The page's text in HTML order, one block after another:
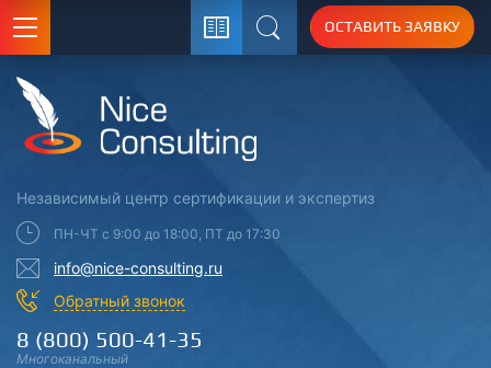
Поиск
ОСТАВИТЬ ЗАЯВКУ
Независимый центр сертификации и экспертиз
ПН-ЧТ с 9:00 до 18:00, ПТ до 17:30
info@nice-consulting.ru
Обратный звонок
8 (800) 500-41-35
Многоканальный